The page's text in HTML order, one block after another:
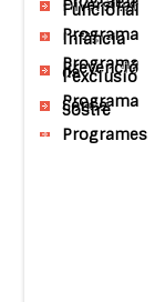
Diversitat
Funcional
Programa
Infància
Programa
Prevenció
de
l’exclusió
Programa
Sense
Sostre
Programes